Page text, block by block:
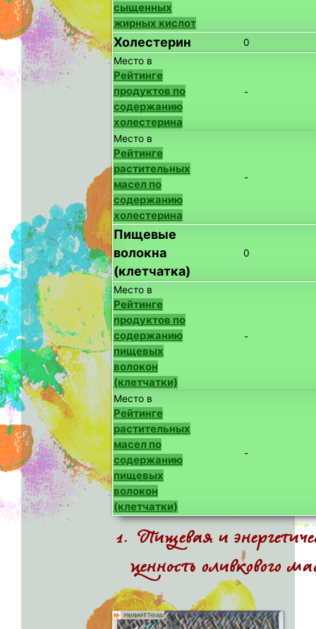
1. Пищевая и
ценность оливкового
сыщенных
жирных кислот
Холестерин
0
Место в
Рейтинге
продуктов по
содержанию
холестерина
-
Место в
Рейтинге
растительных
масел по
содержанию
холестерина
-
Пищевые
волокна
(клетчатка)
0
Место в
Рейтинге
продуктов по
содержанию
пищевых
волокон
(клетчатки)
-
Место в
Рейтинге
растительных
масел по
содержанию
пищевых
волокон
(клетчатки)
-